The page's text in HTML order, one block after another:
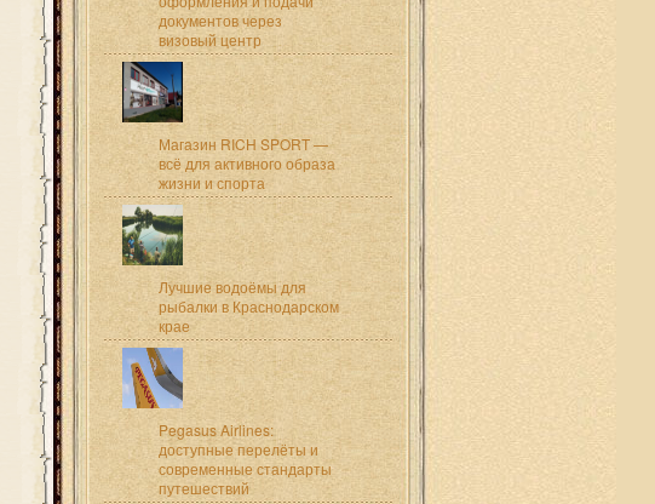
документов через
визовый центр
Магазин RICH SPORT —
всё для активного образа
жизни и спорта
Лучшие водоёмы для
рыбалки в Краснодарском
крае
Pegasus Airlines:
доступные перелёты и
современные стандарты
путешествий